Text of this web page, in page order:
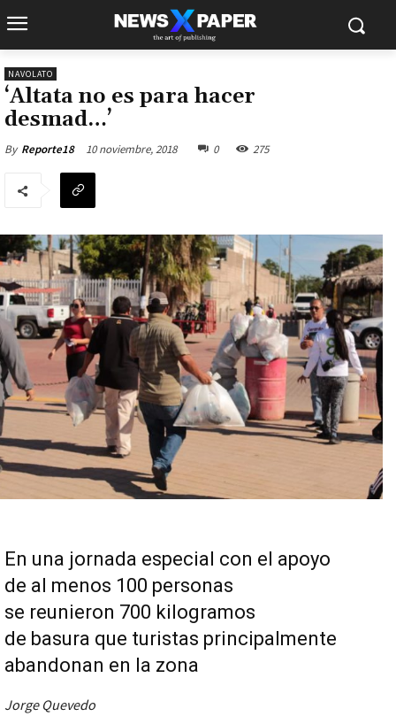
NAVOLATO
‘Altata no es para hacer
desmad…’
By Reporte18 10 noviembre, 2018 0 275
En una jornada especial con el apoyo
de al menos 100 personas
se reunieron 700 kilogramos
de basura que turistas principalmente
abandonan en la zona
Jorge Quevedo